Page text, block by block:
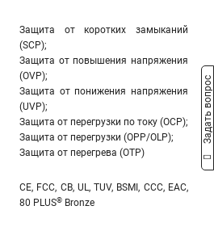
Защита от коротких замыканий
(SCP);
Защита от повышения напряжения
(OVP);
Защита от понижения напряжения
(UVP);
Защита от перегрузки по току (OCP);
Защита от перегрузки (OPP/OLP);
Защита от перегрева (OTP)
CE, FCC, CB, UL, TUV, BSMI, CCC, EAC,
80 PLUS® Bronze
Задать вопрос